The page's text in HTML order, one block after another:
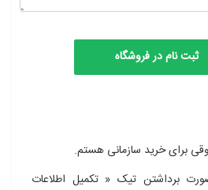
برای خرید سازمانی هستم.
برداشتن تیک « تکمیل اطلاعات